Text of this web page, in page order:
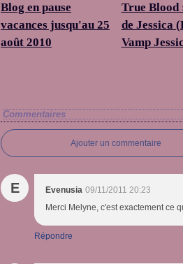
Blog en pause
vacances jusqu'au 25
août 2010
True Blood
de Jessica
Vamp
Commentaires
Ajouter un commentaire
E Evenusia 09/11/2011 20:23
Merci Melyne, c'est exactement ce
Répondre